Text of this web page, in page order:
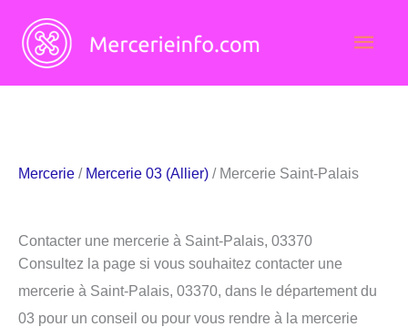
contenu
Mercerie / Mercerie 03 (Allier) / Mercerie Saint-Palais
Contacter une mercerie à Saint-Palais, 03370
Consultez la page si vous souhaitez contacter une
mercerie à Saint-Palais, 03370, dans le département du
03 pour un conseil ou pour vous rendre à la mercerie